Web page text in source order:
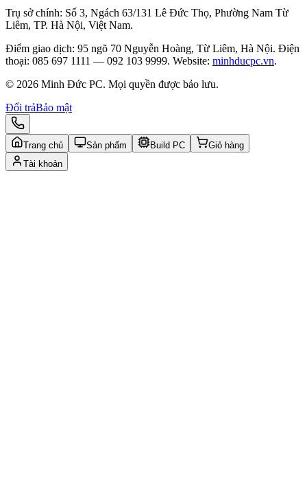
Trụ sở chính: Số 3, Ngách 63/131 Lê Đức Thọ, Phường Nam Từ
Liêm, TP. Hà Nội, Việt Nam.
Điểm giao dịch: 95 ngõ 70 Nguyễn Hoàng, Từ Liêm, Hà Nội. Điện
thoại: 085 697 1111 — 092 103 9999. Website: minhducpc.vn.
© 2026 Minh Đức PC. Mọi quyền được bảo lưu.
Đổi trảBảo mật
Trang chủ Sản phẩm Build PC
Giỏ hàng
Tài khoản